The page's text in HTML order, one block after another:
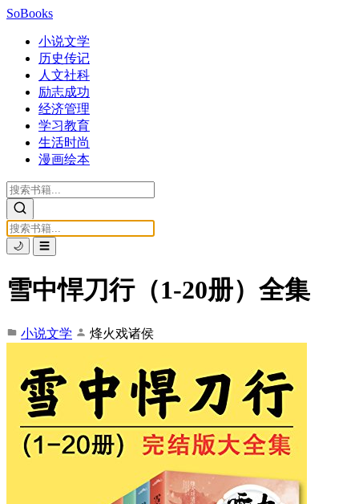
SoBooks
小说文学
历史传记
人文社科
励志成功
经济管理
学习教育
生活时尚
漫画绘本
🌙 ☰
雪中悍刀行（1-20册）全集
小说文学 烽火戏诸侯